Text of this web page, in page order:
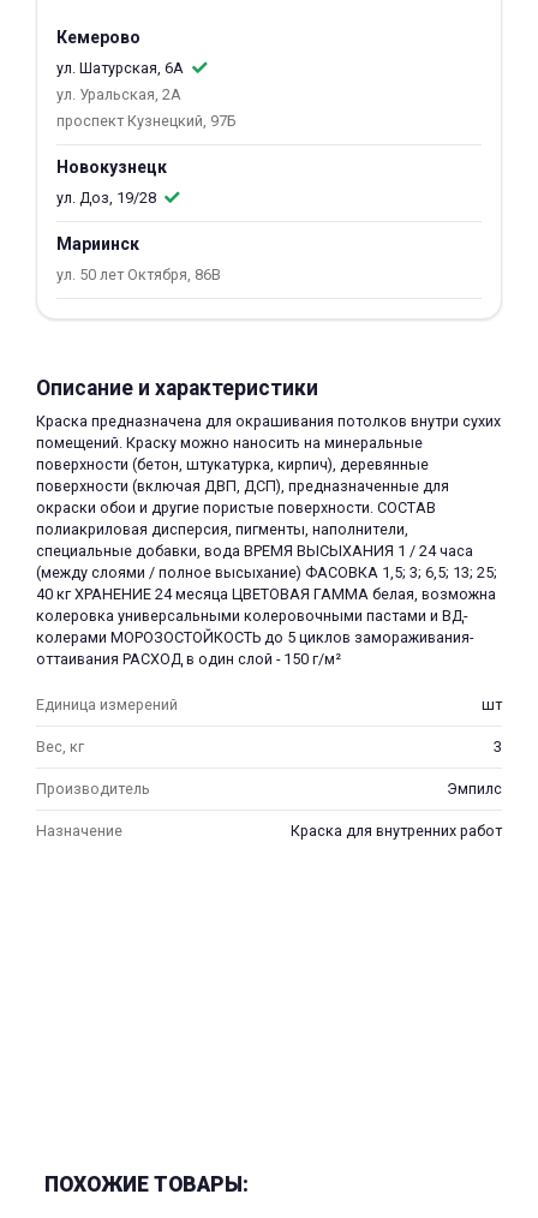
Кемерово
ул. Шатурская, 6А
ул. Уральская, 2А
проспект Кузнецкий, 97Б
Новокузнецк
ул. Доз, 19/28
Мариинск
ул. 50 лет Октября, 86В
Описание и характеристики
Краска предназначена для окрашивания потолков внутри сухих
помещений. Краску можно наносить на минеральные
поверхности (бетон, штукатурка, кирпич), деревянные
поверхности (включая ДВП, ДСП), предназначенные для
окраски обои и другие пористые поверхности. СОСТАВ
полиакриловая дисперсия, пигменты, наполнители,
специальные добавки, вода ВРЕМЯ ВЫСЫХАНИЯ 1 / 24 часа
(между слоями / полное высыхание) ФАСОВКА 1,5; 3; 6,5; 13; 25;
40 кг ХРАНЕНИЕ 24 месяца ЦВЕТОВАЯ ГАММА белая, возможна
колеровка универсальными колеровочными пастами и ВД-
колерами МОРОЗОСТОЙКОСТЬ до 5 циклов замораживания-
оттаивания РАСХОД в один слой - 150 г/м²
Единица измерений шт
Вес, кг 3
Производитель Эмпилс
Назначение Краска для внутренних работ
ПОХОЖИЕ ТОВАРЫ:
об оплате Плайтом
недели
раз в 2 недели
Остались вопросы?